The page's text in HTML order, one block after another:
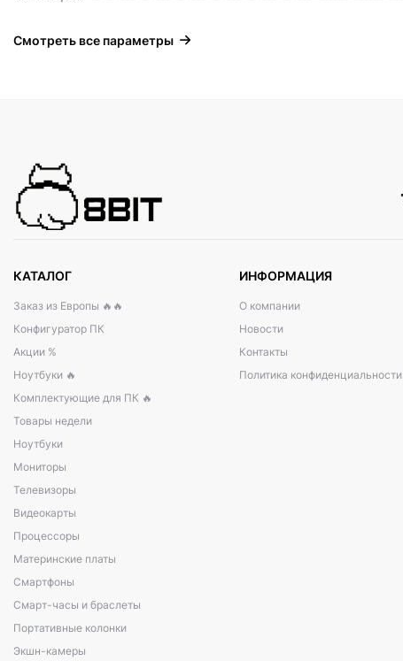
Смотреть все параметры
КАТАЛОГ
Заказ из Европы 🔥🔥
Конфигуратор ПК
Акции %
Ноутбуки 🔥
Комплектующие для ПК 🔥
Товары недели
Ноутбуки
Мониторы
Телевизоры
Видеокарты
Процессоры
Материнские платы
Смартфоны
Смарт-часы и браслеты
Портативные колонки
Экшн-камеры
ИНФОРМАЦИЯ
О компании
Новости
Контакты
Политика конфиденциальности